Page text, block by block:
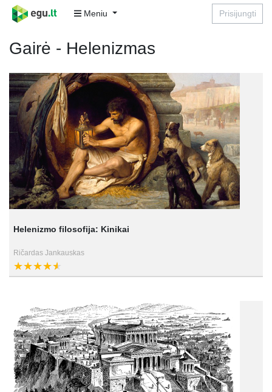
Meniu Prisijungti
Gairė - Helenizmas
Helenizmo filosofija: Kinikai
Ričardas Jankauskas